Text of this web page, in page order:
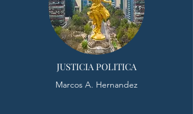
JUSTICIA POLITICA
Marcos A. Hernandez